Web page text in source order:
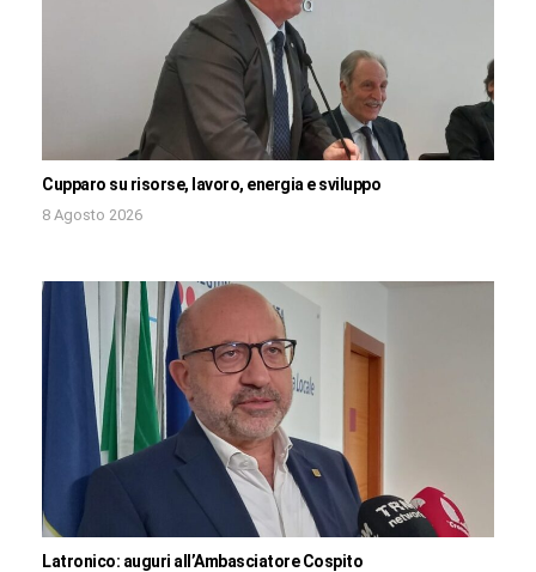
Cupparo su risorse, lavoro, energia e sviluppo
8 Agosto 2026
Latronico: auguri all’Ambasciatore Cospito